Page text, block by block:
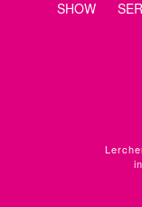
SHOW